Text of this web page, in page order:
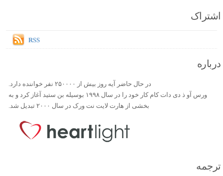
اشتراک
RSS
درباره
در حال حاضر آیه روز بیش از ۲۵۰۰۰۰ نفر خواننده دارد.
ورس آو ذ دی دات کام کار خود را در سال ۱۹۹۸ بوسیله بن ستید آغاز کرد و به
بخشی از هارت لایت نت ورک در سال ۲۰۰۰ تبدیل شد.
ترجمه